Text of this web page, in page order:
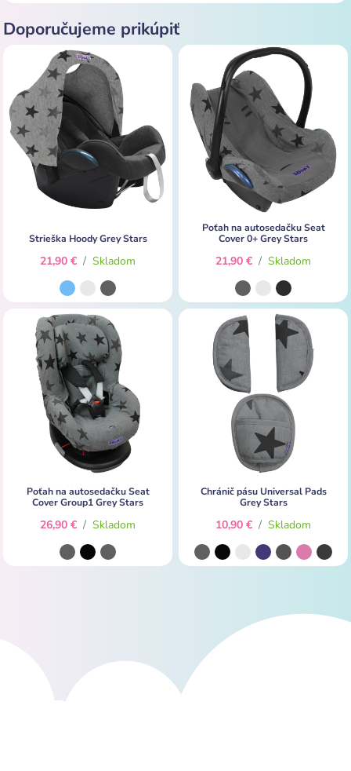
Doporučujeme prikúpiť
Strieška Hoody Grey Stars
21,90 € / Skladom
Poťah na autosedačku Seat
Cover 0+ Grey Stars
21,90 € / Skladom
Poťah na autosedačku Seat
Cover Group1 Grey Stars
26,90 € / Skladom
Chránič pásu Universal Pads
Grey Stars
10,90 € / Skladom